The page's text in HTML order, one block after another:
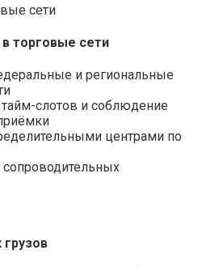
торговые сети
и региональные
слотов и соблюдение
центрами по